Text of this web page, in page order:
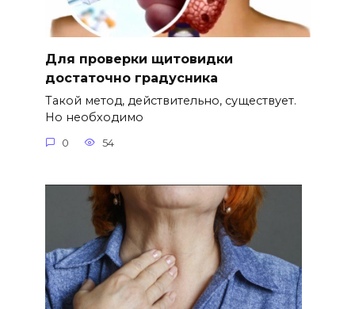
Для проверки щитовидки
достаточно градусника
Такой метод, действительно, существует.
Но необходимо
0 54